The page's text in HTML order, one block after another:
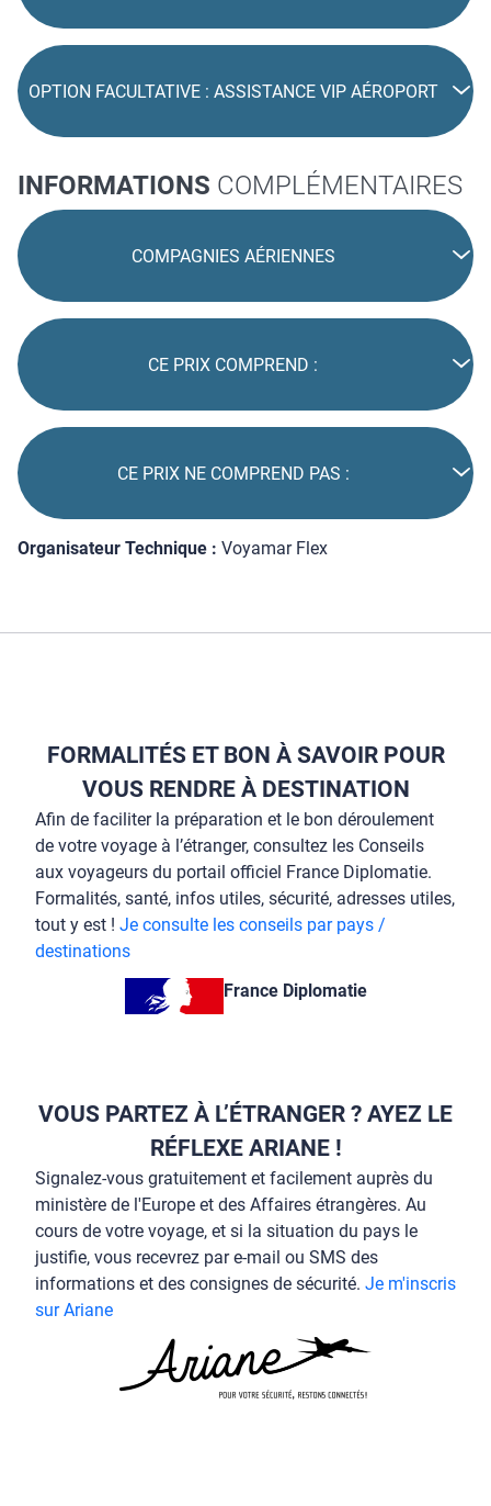
OPTION FACULTATIVE : ASSISTANCE VIP AÉROPORT
INFORMATIONS COMPLÉMENTAIRES
COMPAGNIES AÉRIENNES
CE PRIX COMPREND :
CE PRIX NE COMPREND PAS :
Organisateur Technique : Voyamar Flex
FORMALITÉS ET BON À SAVOIR POUR
VOUS RENDRE À DESTINATION
Afin de faciliter la préparation et le bon déroulement
de votre voyage à l’étranger, consultez les Conseils
aux voyageurs du portail officiel France Diplomatie.
Formalités, santé, infos utiles, sécurité, adresses utiles,
tout y est ! Je consulte les conseils par pays /
destinations
France Diplomatie
VOUS PARTEZ À L’ÉTRANGER ? AYEZ LE
RÉFLEXE ARIANE !
Signalez-vous gratuitement et facilement auprès du
ministère de l'Europe et des Affaires étrangères. Au
cours de votre voyage, et si la situation du pays le
justifie, vous recevrez par e-mail ou SMS des
informations et des consignes de sécurité. Je m'inscris
sur Ariane